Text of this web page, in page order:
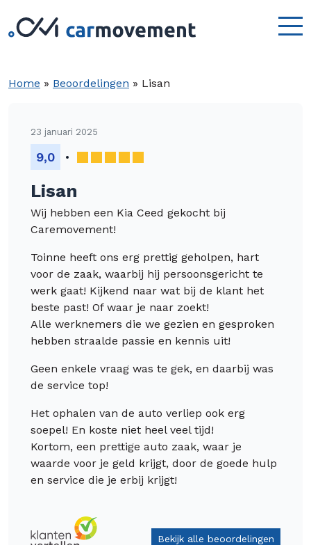
Home » Beoordelingen » Lisan
23 januari 2025
9,0
Lisan
Wij hebben een Kia Ceed gekocht bij
Caremovement!
Toinne heeft ons erg prettig geholpen, hart
voor de zaak, waarbij hij persoonsgericht te
werk gaat! Kijkend naar wat bij de klant het
beste past! Of waar je naar zoekt!
Alle werknemers die we gezien en gesproken
hebben straalde passie en kennis uit!
Geen enkele vraag was te gek, en daarbij was
de service top!
Het ophalen van de auto verliep ook erg
soepel! En koste niet heel veel tijd!
Kortom, een prettige auto zaak, waar je
waarde voor je geld krijgt, door de goede hulp
en service die je erbij krijgt!
Bekijk alle beoordelingen